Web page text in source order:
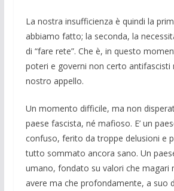
La nostra insufficienza è quindi la
abbiamo fatto; la seconda, la
di “fare rete”. Che è, in questo
poteri e governi non certo antifascisti
nostro appello.
Un momento difficile, ma non
paese fascista, né mafioso. E’ un
confuso, ferito da troppe delusioni e
tutto sommato ancora sano. Un
umano, fondato su valori che magari
avere ma che profondamente, a suo